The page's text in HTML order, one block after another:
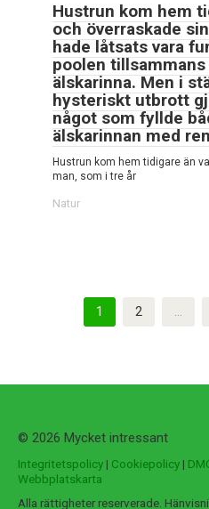
Hustrun kom hem
och överraskade
hade låtsats vara
poolen
älskarinna. Men i
hysteriskt utbrott
något som fyllde
älskarinnan med
Hustrun kom hem tidigare än
man, som i tre år
Natur
1 2 …
© 2026 Mycket intressant
Integritetspolicy| Cookiepolicy|
Webbplatskarta
Alla rättigheter reserverade.